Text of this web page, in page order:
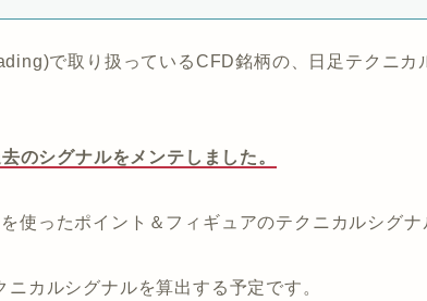
で取り扱っているCFD銘柄の、日足テクニカ
のシグナルをメンテしました。
使ったポイント＆フィギュアのテクニカルシグナ
カルシグナルを算出する予定です。